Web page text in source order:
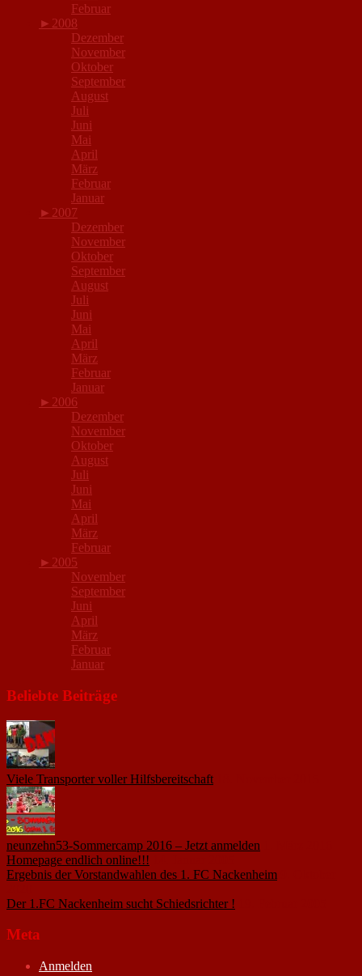
Februar
► 2008
Dezember
November
Oktober
September
August
Juli
Juni
Mai
April
März
Februar
Januar
► 2007
Dezember
November
Oktober
September
August
Juli
Juni
Mai
April
März
Februar
Januar
► 2006
Dezember
November
Oktober
August
Juli
Juni
Mai
April
März
Februar
► 2005
November
September
Juni
April
März
Februar
Januar
Beliebte Beiträge
Viele Transporter voller Hilfsbereitschaft
neunzehn53-Sommercamp 2016 – Jetzt anmelden
Homepage endlich online!!!
Ergebnis der Vorstandwahlen des 1. FC Nackenheim
Der 1.FC Nackenheim sucht Schiedsrichter !
Meta
Anmelden